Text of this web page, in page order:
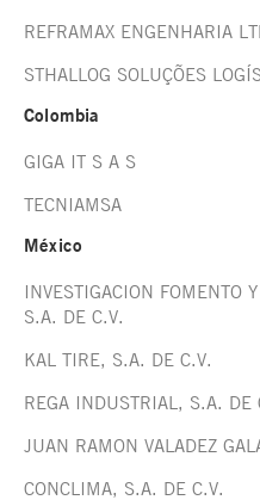
REFRAMAX ENGENHARIA
STHALLOG SOLUÇÕES
Colombia
GIGA IT S A S
TECNIAMSA
México
INVESTIGACION FOMENTO
S.A. DE C.V.
KAL TIRE, S.A. DE C.V.
REGA INDUSTRIAL, S.A. DE
JUAN RAMON VALADEZ
CONCLIMA, S.A. DE C.V.